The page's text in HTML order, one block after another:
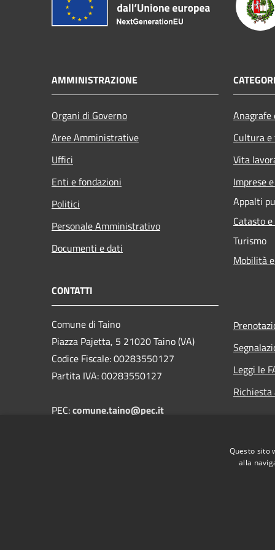
AMMINISTRAZIONE
Organi di Governo
Aree Amministrative
Uffici
Enti e fondazioni
Politici
Personale Amministrativo
Documenti e dati
Cultura
Vita
Imprese
Appalti
Catasto
Turismo
Mobilità
CONTATTI
Comune di Taino
Piazza Pajetta, 5 21020 Taino (VA)
Codice Fiscale: 00283550127
Partita IVA: 00283550127
PEC:comune.taino@pec.it
Leggi le
Questo sito
alla